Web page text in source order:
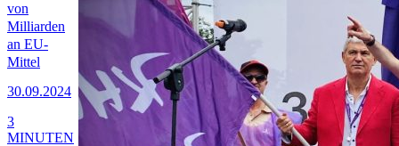
von
Milliarden
an EU-
Mittel
30.09.2024
3
MINUTEN